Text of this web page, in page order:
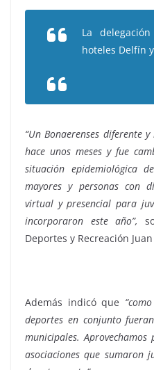
La
hoteles Delfín
“Un Bonaerenses diferente
hace unos meses y fue
situación epidemiológica
mayores y personas con
virtual y presencial para
incorporaron este año”,
Deportes y Recreación
Además indicó que
deportes en conjunto
municipales.
asociaciones que sumaron